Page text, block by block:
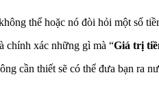
thể hoặc nó đòi hỏi một số
chính xác những gì mà “Giá trị
cần thiết sẽ có thể đưa bạn ra